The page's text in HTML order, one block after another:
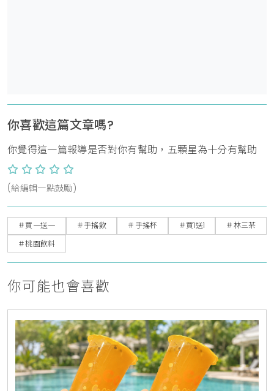
你喜歡這篇文章嗎?
你覺得這一篇報導是否對你有幫助，五顆星為十分有幫助
(給編輯一點鼓勵)
＃買一送一 ＃手搖飲 ＃手搖杯 ＃買1送1
＃林三茶
＃桃園飲料
你可能也會喜歡